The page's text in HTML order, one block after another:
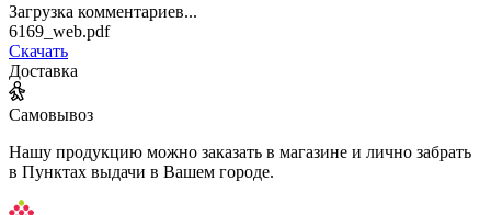
Загрузка комментариев...
6169_web.pdf
Скачать
Доставка
Самовывоз
Нашу продукцию можно заказать в магазине и лично забрать
в Пунктах выдачи в Вашем городе.